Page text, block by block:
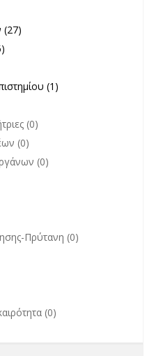
filter
(27)
filter
filter
filter
(1)
filter
(0)
(0)
(0)
Πρύτανη (0)
(0)